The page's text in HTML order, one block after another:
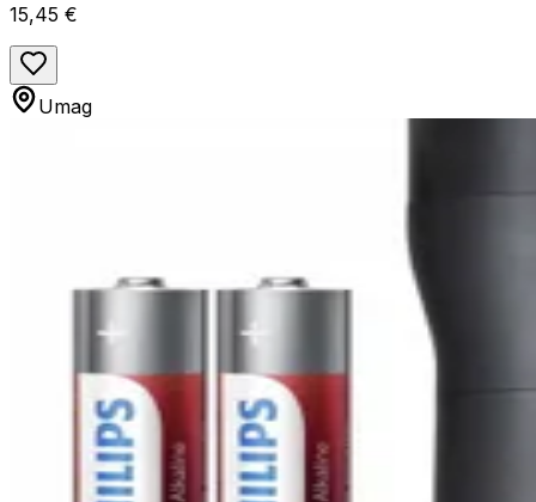
15,45 €
Umag